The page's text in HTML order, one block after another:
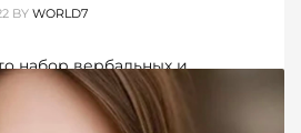
BY WORLD7
набор вербальных и
которые мы совершаем,
в другом